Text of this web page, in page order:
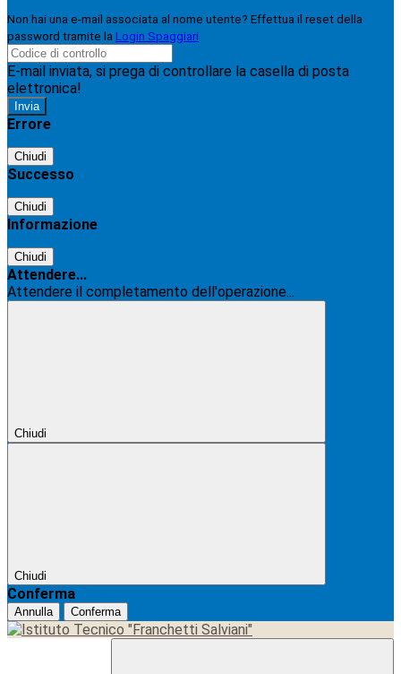
Non hai una e-mail associata al nome utente? Effettua il reset della
password tramite la Login Spaggiari
E-mail inviata, si prega di controllare la casella di posta
elettronica!
Errore
Chiudi
Successo
Chiudi
Informazione
Chiudi
Attendere...
Attendere il completamento dell'operazione...
Chiudi
Chiudi
Conferma
Annulla Conferma